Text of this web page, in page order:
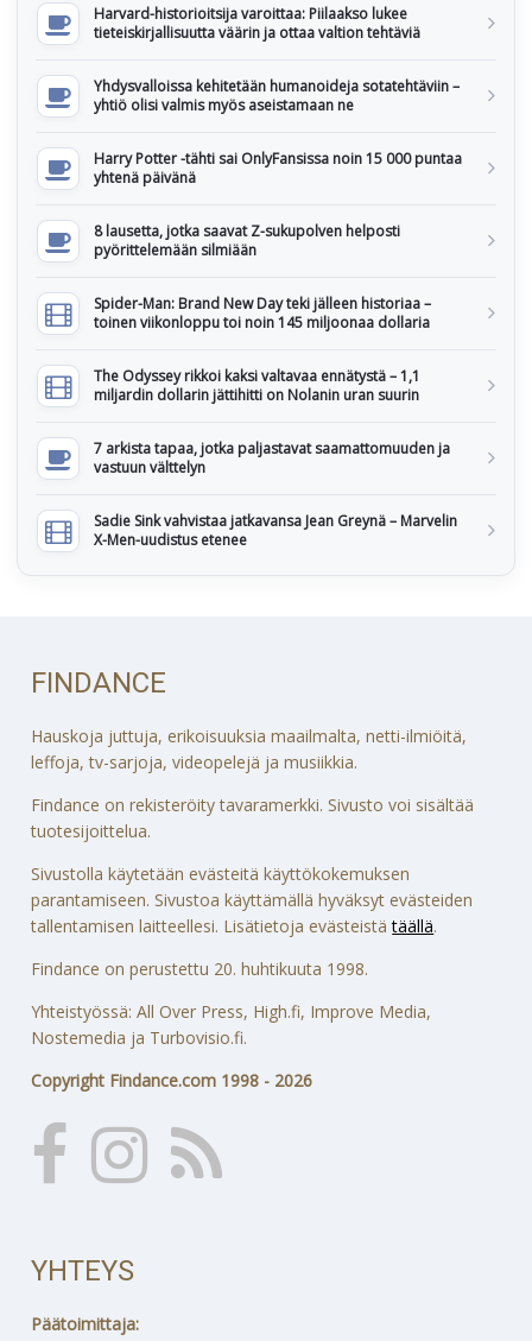
Harvard-historioitsija varoittaa: Piilaakso lukee
tieteiskirjallisuutta väärin ja ottaa valtion tehtäviä
Yhdysvalloissa kehitetään humanoideja sotatehtäviin –
yhtiö olisi valmis myös aseistamaan ne
Harry Potter -tähti sai OnlyFansissa noin 15 000 puntaa
yhtenä päivänä
8 lausetta, jotka saavat Z-sukupolven helposti
pyörittelemään silmiään
Spider-Man: Brand New Day teki jälleen historiaa –
toinen viikonloppu toi noin 145 miljoonaa dollaria
The Odyssey rikkoi kaksi valtavaa ennätystä – 1,1
miljardin dollarin jättihitti on Nolanin uran suurin
7 arkista tapaa, jotka paljastavat saamattomuuden ja
vastuun välttelyn
Sadie Sink vahvistaa jatkavansa Jean Greynä – Marvelin
X-Men-uudistus etenee
FINDANCE
Hauskoja juttuja, erikoisuuksia maailmalta, netti-ilmiöitä,
leffoja, tv-sarjoja, videopelejä ja musiikkia.
Findance on rekisteröity tavaramerkki. Sivusto voi sisältää
tuotesijoittelua.
Sivustolla käytetään evästeitä käyttökokemuksen
parantamiseen. Sivustoa käyttämällä hyväksyt evästeiden
tallentamisen laitteellesi. Lisätietoja evästeistätäällä.
Findance on perustettu 20. huhtikuuta 1998.
Yhteistyössä: All Over Press, High.fi, Improve Media,
Nostemedia ja Turbovisio.fi.
Copyright Findance.com 1998 - 2026
YHTEYS
Päätoimittaja: